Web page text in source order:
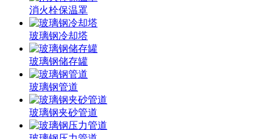
消火栓保温罩
玻璃钢冷却塔
玻璃钢储存罐
玻璃钢管道
玻璃钢夹砂管道